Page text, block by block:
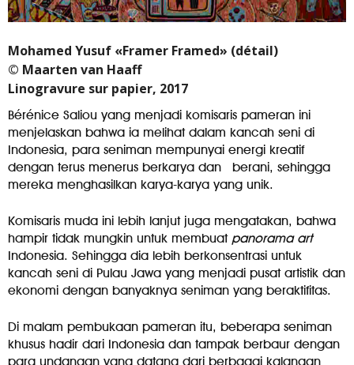
Mohamed Yusuf «Framer Framed» (détail)
© Maarten van Haaff
Linogravure sur papier, 2017
Bérénice Saliou yang menjadi komisaris pameran ini
menjelaskan bahwa ia melihat dalam kancah seni di
Indonesia, para seniman mempunyai energi kreatif
dengan terus menerus berkarya dan berani, sehingga
mereka menghasilkan karya-karya yang unik.
Komisaris muda ini lebih lanjut juga mengatakan, bahwa
hampir tidak mungkin untuk membuatpanorama art
Indonesia. Sehingga dia lebih berkonsentrasi untuk
kancah seni di Pulau Jawa yang menjadi pusat artistik dan
ekonomi dengan banyaknya seniman yang beraktifitas.
Di malam pembukaan pameran itu, beberapa seniman
khusus hadir dari Indonesia dan tampak berbaur dengan
para undangan yang datang dari berbagai kalangan